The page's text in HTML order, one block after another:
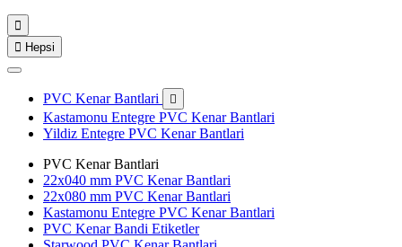

 Hepsi
PVC Kenar Bantlari 
Kastamonu Entegre PVC Kenar Bantlari
Yildiz Entegre PVC Kenar Bantlari
PVC Kenar Bantlari
22x040 mm PVC Kenar Bantlari
22x080 mm PVC Kenar Bantlari
Kastamonu Entegre PVC Kenar Bantlari
PVC Kenar Bandi Etiketler